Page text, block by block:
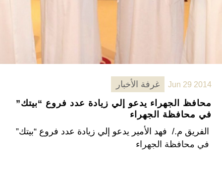
Jun 29 2014
غرفة الأخبار
محافظ الجهراء يدعو إلي زيادة عدد فروع “بيتك”
في محافظة الجهراء
الفريق م./ فهد الأمير يدعو إلي زيادة عدد فروع “بيتك”
في محافظة الجهراء